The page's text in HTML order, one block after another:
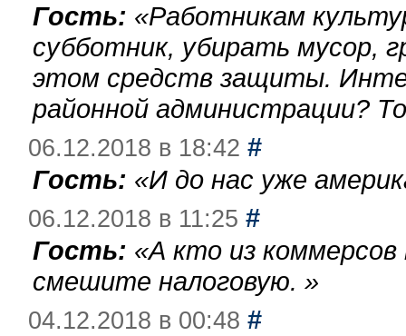
Гость: «Работникам
субботник, убирать мусор,
этом средств защиты.
районной администрации?
06.12.2018 в 18:42 #
Гость: «И до нас уже
06.12.2018 в 11:25 #
Гость: «А кто из
смешите налоговую. »
04.12.2018 в 00:48 #